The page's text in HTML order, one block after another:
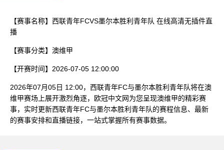
【赛事名称】 西联青年FCVS墨尔本胜利青年队 在线高清无插件直
播
【赛事分类】 澳维甲
【开赛时间】 2026-07-05 12:00:00
2026年07月05日 12:00，西联青年FC与墨尔本胜利青年队将在澳
维甲赛场上展开激烈角逐，欧冠中文网为您呈现澳维甲的精彩赛
事，实时更新西联青年FC与墨尔本胜利青年队的赛程信息、最新
的赛事安排和直播链接，一站式掌握所有赛事数据。